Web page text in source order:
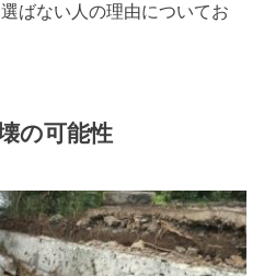
ばない人の理由についてお
の可能性